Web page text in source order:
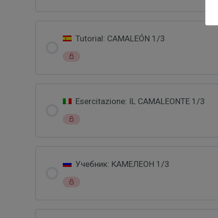
Tutorial: CAMALEÓN 1/3
Esercitazione: IL CAMALEONTE 1/3
Учебник: КАМЕЛЕОН 1/3